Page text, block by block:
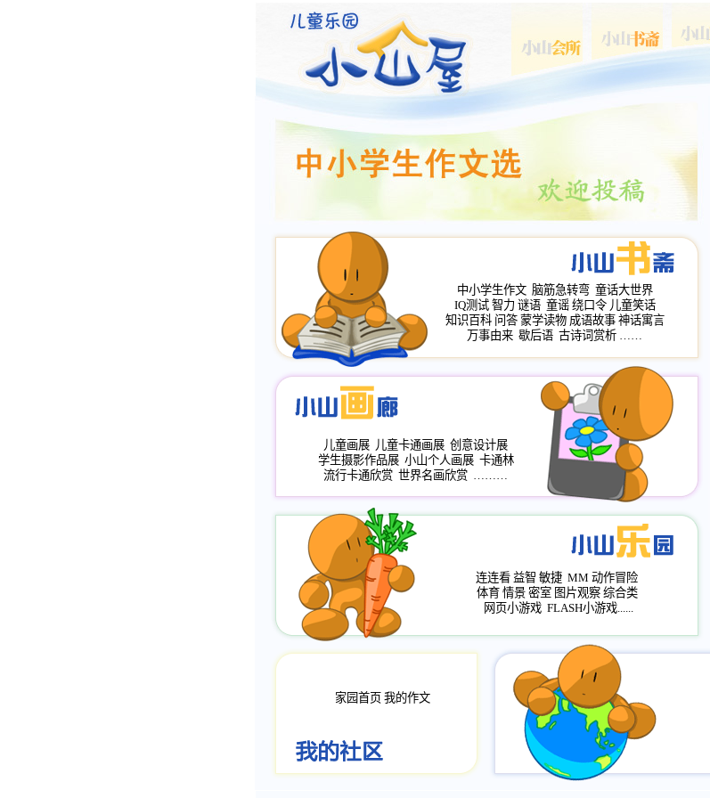
中小学生作文 脑筋急转弯 童话大世界
IQ测试 智力 谜语 童谣 绕口令 儿童笑话
知识百科 问答 蒙学读物 成语故事 神话寓言
万事由来 歇后语 古诗词赏析 ……
儿童画展 儿童卡通画展 创意设计展
学生摄影作品展 小山个人画展 卡通林
流行卡通欣赏 世界名画欣赏 ………
连连看 益智 敏捷 MM 动作冒险
体育 情景 密室 图片观察 综合类
网页小游戏 FLASH小游戏......
家园首页 我的作文